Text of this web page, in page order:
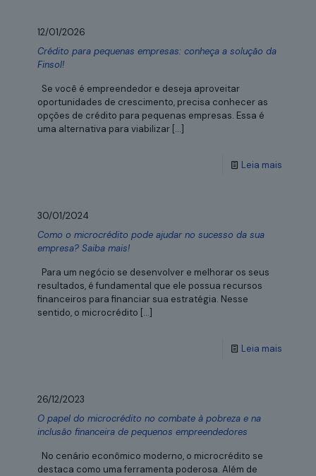
12/01/2026
Crédito para pequenas empresas: conheça a solução da
Finsol!
Se você é empreendedor e deseja aproveitar
oportunidades de crescimento, precisa conhecer as
opções de crédito para pequenas empresas. Essa é
uma alternativa para viabilizar […]
Leia mais
30/01/2024
Como o microcrédito pode ajudar no sucesso da sua
empresa? Saiba mais!
Para um negócio se desenvolver e melhorar os seus
resultados, é fundamental que ele possua recursos
financeiros para financiar sua estratégia. Nesse
sentido, o microcrédito […]
Leia mais
26/12/2023
O papel do microcrédito no combate à pobreza e na
inclusão financeira de pequenos empreendedores
No cenário econômico moderno, o microcrédito se
destaca como uma ferramenta poderosa. Além de